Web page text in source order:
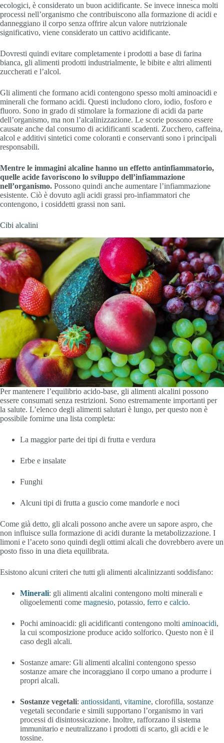
ecologici, è considerato un buon acidificante. Se invece innesca molti
processi nell’organismo che contribuiscono alla formazione di acidi e
danneggiano il corpo senza offrire alcun valore nutrizionale
significativo, viene considerato un cattivo acidificante.
Dovresti quindi evitare completamente i prodotti a base di farina
bianca, gli alimenti prodotti industrialmente, le bibite e altri alimenti
zuccherati e l’alcol.
Gli alimenti che formano acidi contengono spesso molti aminoacidi e
minerali che formano acidi. Questi includono cloro, iodio, fosforo e
fluoro. Sono in grado di stimolare la formazione di acidi da parte
dell’organismo, ma non l’alcalinizzazione. Le scorie possono essere
causate anche dal consumo di acidificanti scadenti. Zucchero, caffeina,
alcol e additivi sintetici come coloranti e conservanti sono i principali
responsabili.
Mentre le immagini alcaline hanno un effetto antinfiammatorio,
quelle acide favoriscono lo sviluppo dell’infiammazione
nell’organismo. Possono quindi anche aumentare l’infiammazione
esistente. Ciò è dovuto agli acidi grassi pro-infiammatori che
contengono, i cosiddetti grassi non sani.
Cibi alcalini
Per mantenere l’equilibrio acido-base, gli alimenti alcalini possono
essere consumati senza restrizioni. Sono estremamente importanti per
la salute. L’elenco degli alimenti salutari è lungo, per questo non è
possibile fornirne una lista completa:
La maggior parte dei tipi di frutta e verdura
Erbe e insalate
Funghi
Alcuni tipi di frutta a guscio come mandorle e noci
Come già detto, gli alcali possono anche avere un sapore aspro, che
non influisce sulla formazione di acidi durante la metabolizzazione. I
limoni e l’aceto sono quindi degli ottimi alcali che dovrebbero avere un
posto fisso in una dieta equilibrata.
Esistono alcuni criteri che tutti gli alimenti alcalinizzanti soddisfano:
Minerali: gli alimenti alcalini contengono molti minerali e
oligoelementi come magnesio, potassio, ferro e calcio.
Pochi aminoacidi: gli acidificanti contengono molti aminoacidi,
la cui scomposizione produce acido solforico. Questo non è il
caso degli alcali.
Sostanze amare: Gli alimenti alcalini contengono spesso
sostanze amare che incoraggiano il corpo umano a produrre i
propri alcali.
Sostanze vegetali: antiossidanti, vitamine, clorofilla, sostanze
vegetali secondarie e simili supportano l’organismo in vari
processi di disintossicazione. Inoltre, rafforzano il sistema
immunitario e neutralizzano i prodotti di scarto, gli acidi e le
tossine.